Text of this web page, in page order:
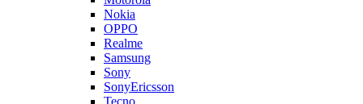
Nokia
OPPO
Realme
Samsung
Sony
SonyEricsson
Tecno